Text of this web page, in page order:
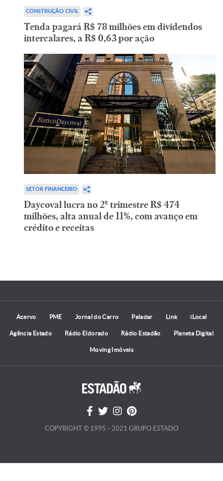
CONSTRUÇÃO CIVIL
Tenda pagará R$ 78 milhões em dividendos
intercalares, a R$ 0,63 por ação
SETOR FINANCEIRO
Daycoval lucra no 2º trimestre R$ 474
milhões, alta anual de 11%, com avanço em
crédito e receitas
Acervo PME Jornal do Carro Paladar Link iLocal
Agência Estado Rádio Eldorado Rádio Estadão Planeta Digital
Moving Imóveis
COPYRIGHT © 1995 - 2021 GRUPO ESTADO